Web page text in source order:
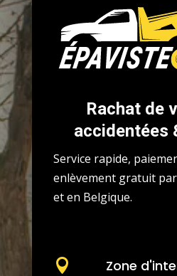
Rachat de
accidentées
Service rapide,
enlèvement gratuit
et en Belgique.
 Zone